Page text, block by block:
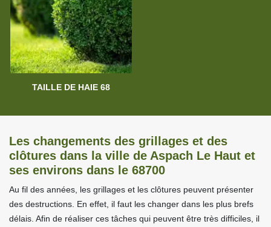
TAILLE DE HAIE 68
Les changements des grillages et des
clôtures dans la ville de Aspach Le Haut et
ses environs dans le 68700
Au fil des années, les grillages et les clôtures peuvent présenter
des destructions. En effet, il faut les changer dans les plus brefs
délais. Afin de réaliser ces tâches qui peuvent être très difficiles, il